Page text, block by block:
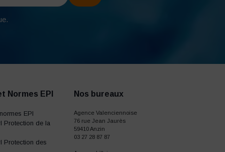
Normes EPI
EPI
Protection de la
Protection des
Nos bureaux
Agence Valenciennoise
76 rue Jean Jaurès
59410 Anzin
03 27 28 87 87